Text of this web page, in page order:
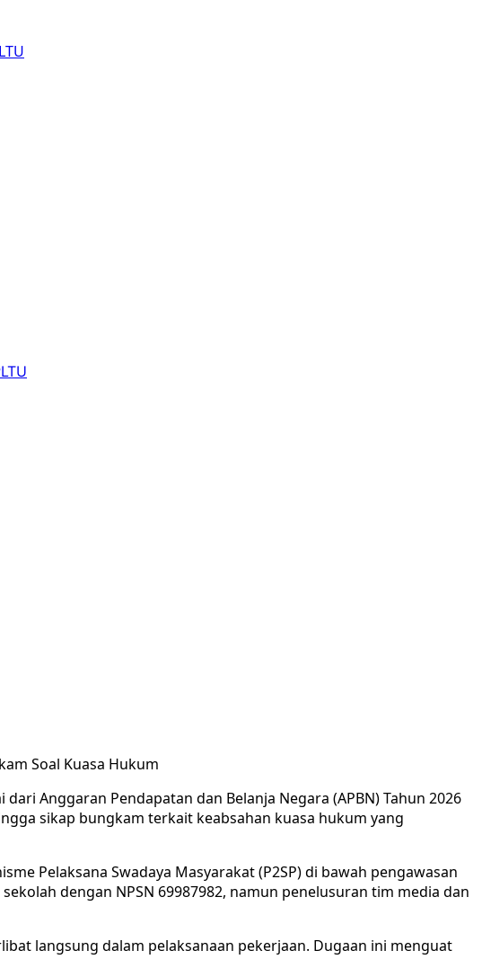
Soal Kuasa Hukum
Anggaran Pendapatan dan Belanja Negara (APBN) Tahun 2026
sikap bungkam terkait keabsahan kuasa hukum yang
Pelaksana Swadaya Masyarakat (P2SP) di bawah pengawasan
dengan NPSN 69987982, namun penelusuran tim media dan
langsung dalam pelaksanaan pekerjaan. Dugaan ini menguat